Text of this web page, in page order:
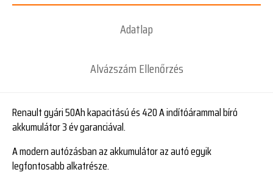
Adatlap
Alvázszám Ellenőrzés
Renault gyári 50Ah kapacitású és 420 A indítóárammal bíró
akkumulátor 3 év garanciával.
A modern autózásban az akkumulátor az autó egyik
legfontosabb alkatrésze.